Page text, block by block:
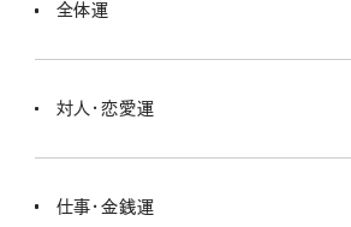
全体運
り過ごしたいキミにとっては疲れちゃう場面
対人・恋愛運
そういうときは、いいことだけをピックアップ
仕事・金銭運